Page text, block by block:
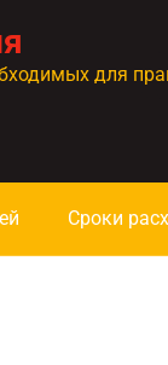
для
Сроки